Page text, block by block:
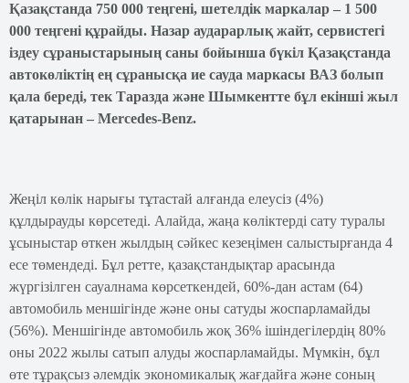
Қазақстанда 750 000 теңгені, шетелдік маркалар – 1 500
000 теңгені құрайды. Назар аударарлық жайт, сервистегі
іздеу сұраныстарының саны бойынша бүкіл Қазақстанда
автокөліктің ең сұранысқа ие сауда маркасы ВАЗ болып
қала береді, тек Таразда және Шымкентте бұл екінші жыл
қатарынан – Mercedes-Benz.
Жеңіл көлік нарығы тұтастай алғанда елеусіз (4%)
құлдырауды көрсетеді. Алайда, жаңа көліктерді сату туралы
ұсыныстар өткен жылдың сәйкес кезеңімен салыстырғанда 4
есе төмендеді. Бұл ретте, қазақстандықтар арасында
жүргізілген сауалнама көрсеткендей, 60%-дан астам (64)
автомобиль меншігінде және оны сатуды жоспарламайды
(56%). Меншігінде автомобиль жоқ 36% ішіндегілердің 80%
оны 2022 жылы сатып алуды жоспарламайды. Мүмкін, бұл
өте тұрақсыз әлемдік экономикалық жағдайға және соның